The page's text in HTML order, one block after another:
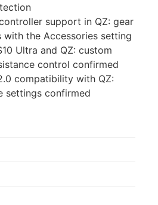
support in QZ: gear
with the Accessories setting
Ultra and QZ: custom
control confirmed
compatibility with QZ:
settings confirmed